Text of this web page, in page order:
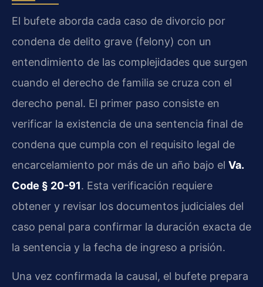
El bufete aborda cada caso de divorcio por
condena de delito grave (felony) con un
entendimiento de las complejidades que surgen
cuando el derecho de familia se cruza con el
derecho penal. El primer paso consiste en
verificar la existencia de una sentencia final de
condena que cumpla con el requisito legal de
encarcelamiento por más de un año bajo el Va.
Code § 20-91. Esta verificación requiere
obtener y revisar los documentos judiciales del
caso penal para confirmar la duración exacta de
la sentencia y la fecha de ingreso a prisión.
Una vez confirmada la causal, el bufete prepara